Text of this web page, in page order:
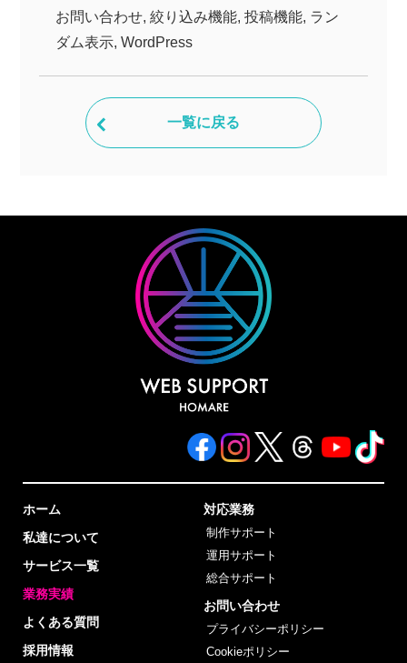
お問い合わせ, 絞り込み機能, 投稿機能, ラン
ダム表示, WordPress
一覧に戻る
ホーム
私達について
サービス一覧
業務実績
よくある質問
採用情報
対応業務
制作サポート
運用サポート
総合サポート
お問い合わせ
プライバシーポリシー
Cookieポリシー